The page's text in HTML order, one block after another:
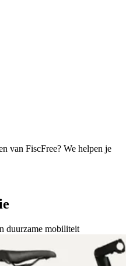
van FiscFree? We helpen je
duurzame mobiliteit